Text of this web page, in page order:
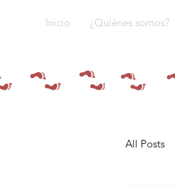
Inicio ¿Quiénes somos?
All Posts